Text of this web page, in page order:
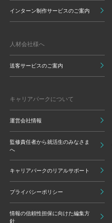
インターン制作サービスのご案内
人材会社様へ
送客サービスのご案内
キャリアパークについて
運営会社情報
監修責任者から就活生のみなさま
へ
キャリアパークのリアルサポート
プライバシーポリシー
情報の信頼性担保に向けた編集方
針